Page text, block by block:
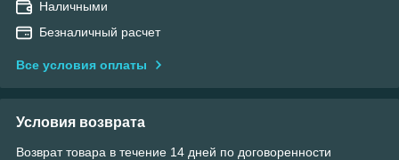
Наличными
Безналичный расчет
Все условия оплаты
Условия возврата
Возврат товара в течение 14 дней по договоренности